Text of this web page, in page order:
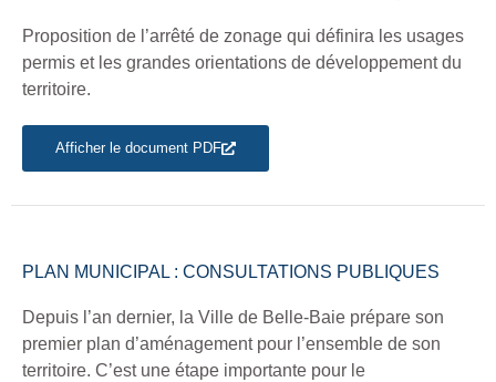
Proposition de l’arrêté de zonage qui définira les usages
permis et les grandes orientations de développement du
territoire.
Afficher le document PDF
PLAN MUNICIPAL : CONSULTATIONS PUBLIQUES
Depuis l’an dernier, la Ville de Belle-Baie prépare son
premier plan d’aménagement pour l’ensemble de son
territoire. C’est une étape importante pour le